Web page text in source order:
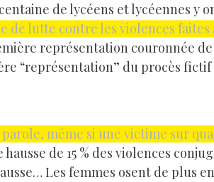
de lycéens et lycéennes y
de lutte contre les violences faites
représentation couronnée de
“représentation” du procès fictif
même si une victime sur
de 15 % des violences
Les femmes osent de plus